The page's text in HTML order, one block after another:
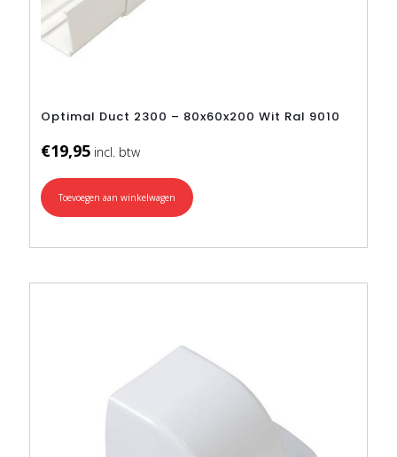
Optimal Duct 2300 – 80x60x200 Wit Ral 9010
€19,95
Toevoegen aan winkelwagen